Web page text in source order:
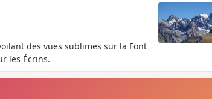
des vues sublimes sur la Font
les Écrins.